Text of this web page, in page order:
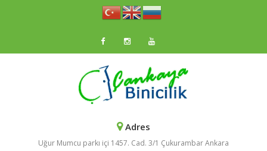
Adres
Uğur Mumcu parkı içi 1457. Cad. 3/1 Çukurambar Ankara